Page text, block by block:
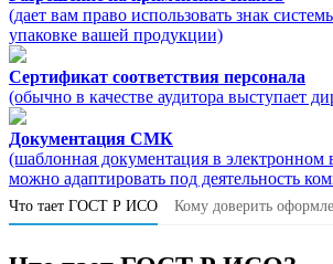
(дает вам право использовать знак
упаковке вашей продукции)
Сертификат соответствия персонала
(обычно в качестве аудитора выступает
Документация СМК
(шаблонная документация в электронном
можно адаптировать под деятельность
Что тает ГОСТ Р ИСО Кому доверить